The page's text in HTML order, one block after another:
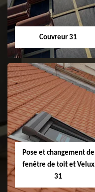
Couvreur 31
Couvreur 31
Pose et changement de
fenêtre de toit et Velux
31